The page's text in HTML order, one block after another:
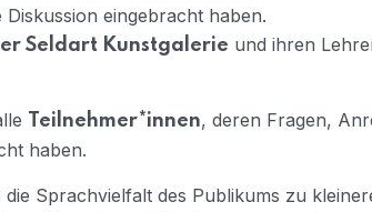
eingebracht haben.
Seldart Kunstgalerie und ihren
Teilnehmer*innen, deren Fragen,
haben.
Sprachvielfalt des Publikums zu